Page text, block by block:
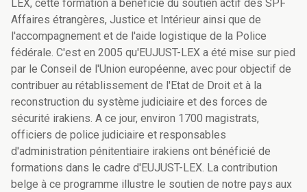
LEX, cette formation a bénéficié du soutien actif des SPF
Affaires étrangères, Justice et Intérieur ainsi que de
l'accompagnement et de l'aide logistique de la Police
fédérale. C'est en 2005 qu'EUJUST-LEX a été mise sur pied
par le Conseil de l'Union européenne, avec pour objectif de
contribuer au rétablissement de l'Etat de Droit et à la
reconstruction du système judiciaire et des forces de
sécurité irakiens. A ce jour, environ 1700 magistrats,
officiers de police judiciaire et responsables
d'administration pénitentiaire irakiens ont bénéficié de
formations dans le cadre d'EUJUST-LEX. La contribution
belge à ce programme illustre le soutien de notre pays aux